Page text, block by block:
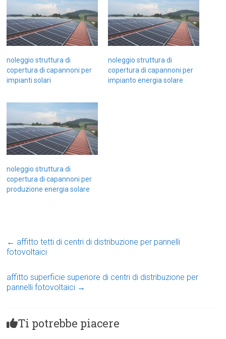
noleggio struttura di
copertura di capannoni per
impianti solari
noleggio struttura di
copertura di capannoni per
impianto energia solare
noleggio struttura di
copertura di capannoni per
produzione energia solare
← affitto tetti di centri di distribuzione per pannelli
fotovoltaici
affitto superficie superiore di centri di distribuzione per
pannelli fotovoltaici →
Ti potrebbe piacere